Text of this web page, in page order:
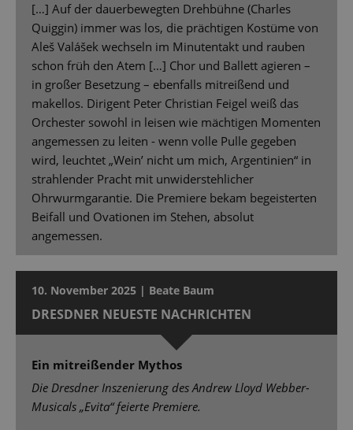
[…] Auf der dauerbewegten Drehbühne (Charles
Quiggin) immer was los, die prächtigen Kostüme von
Aleš Valášek wechseln im Minutentakt und rauben
schon früh den Atem […] Chor und Ballett agieren –
in großer Besetzung – ebenfalls mitreißend und
makellos. Dirigent Peter Christian Feigel weiß das
Orchester sowohl in leisen wie mächtigen Momenten
angemessen zu leiten - wenn volle Pulle gegeben
wird, leuchtet „Wein’ nicht um mich, Argentinien“ in
strahlender Pracht mit unwiderstehlicher
Ohrwurmgarantie. Die Premiere bekam begeisterten
Beifall und Ovationen im Stehen, absolut
angemessen.
10. November 2025 | Beate Baum
DRESDNER NEUESTE NACHRICHTEN
Ein mitreißender Mythos
Die Dresdner Inszenierung des Andrew Lloyd Webber-
Musicals „Evita“ feierte Premiere.